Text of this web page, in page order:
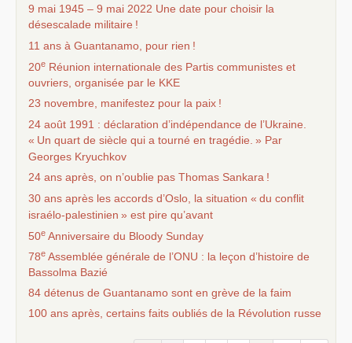
9 mai 1945 – 9 mai 2022 Une date pour choisir la
désescalade militaire !
11 ans à Guantanamo, pour rien !
20e Réunion internationale des Partis communistes et
ouvriers, organisée par le KKE
23 novembre, manifestez pour la paix !
24 août 1991 : déclaration d’indépendance de l’Ukraine.
« Un quart de siècle qui a tourné en tragédie. » Par
Georges Kryuchkov
24 ans après, on n’oublie pas Thomas Sankara !
30 ans après les accords d’Oslo, la situation « du conflit
israélo-palestinien » est pire qu’avant
50e Anniversaire du Bloody Sunday
78e Assemblée générale de l’ONU : la leçon d’histoire de
Bassolma Bazié
84 détenus de Guantanamo sont en grève de la faim
100 ans après, certains faits oubliés de la Révolution russe